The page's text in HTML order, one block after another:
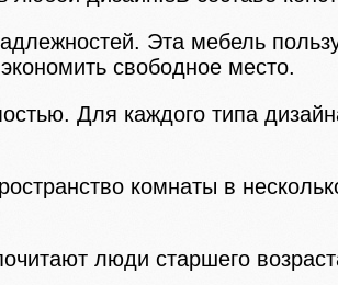
Эта мебель
свободное место.
Для каждого типа
комнаты в
люди старшего